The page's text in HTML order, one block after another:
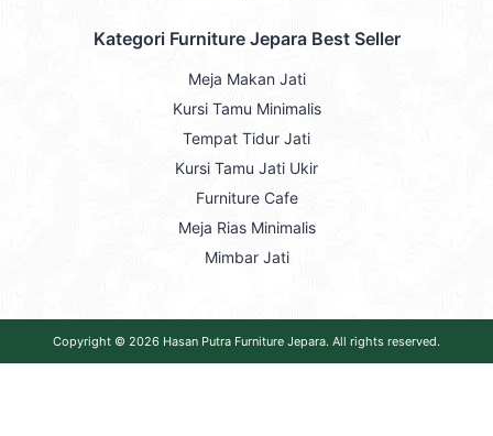
Kategori Furniture Jepara Best Seller
Meja Makan Jati
Kursi Tamu Minimalis
Tempat Tidur Jati
Kursi Tamu Jati Ukir
Furniture Cafe
Meja Rias Minimalis
Mimbar Jati
Copyright © 2026 Hasan Putra Furniture Jepara. All rights reserved.